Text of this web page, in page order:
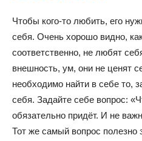
Чтобы кого-то любить, его
себя. Очень хорошо видно,
соответственно, не любят
внешность, ум, они не ценят
необходимо найти в себе то,
себя. Задайте себе вопрос:
обязательно придёт. И не
Тот же самый вопрос полезно